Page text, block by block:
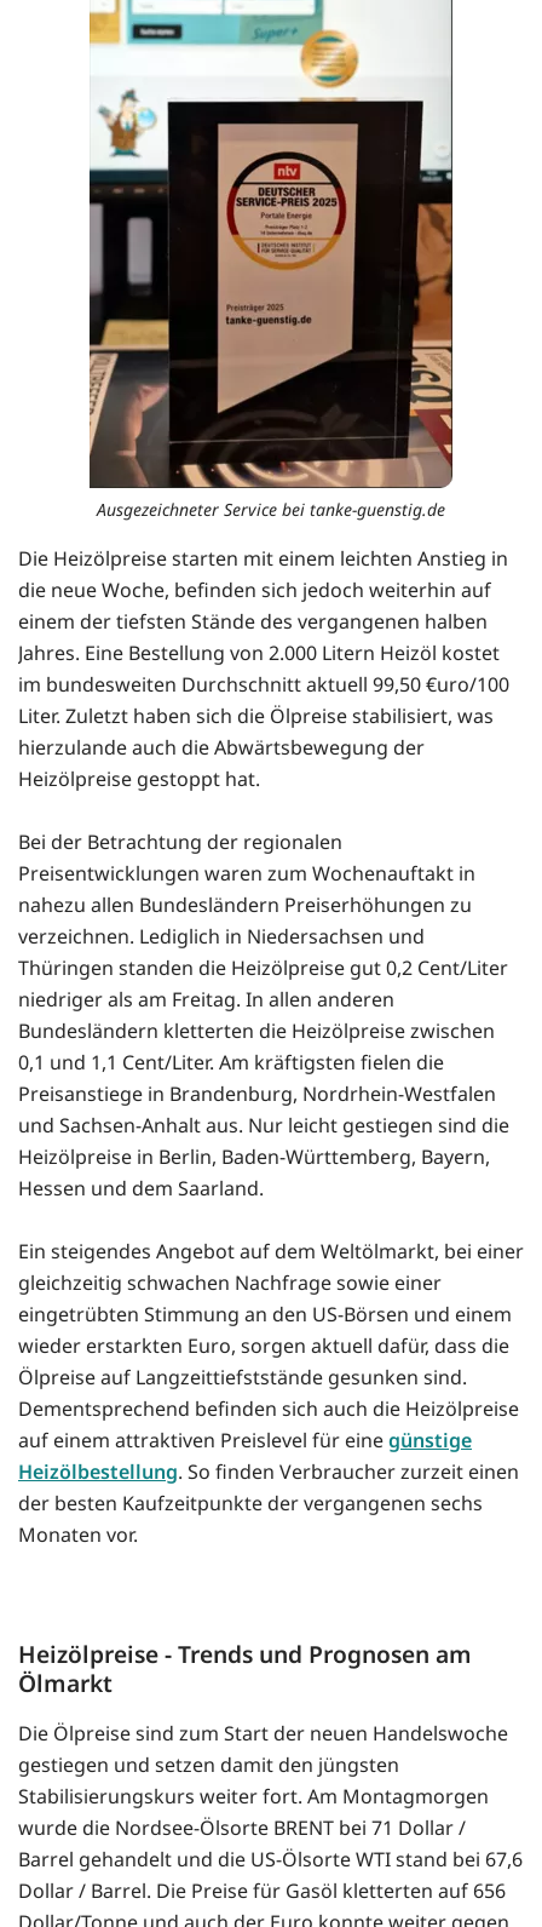
Ausgezeichneter Service bei tanke-guenstig.de
Die Heizölpreise starten mit einem leichten Anstieg in
die neue Woche, befinden sich jedoch weiterhin auf
einem der tiefsten Stände des vergangenen halben
Jahres. Eine Bestellung von 2.000 Litern Heizöl kostet
im bundesweiten Durchschnitt aktuell 99,50 €uro/100
Liter. Zuletzt haben sich die Ölpreise stabilisiert, was
hierzulande auch die Abwärtsbewegung der
Heizölpreise gestoppt hat.
Bei der Betrachtung der regionalen
Preisentwicklungen waren zum Wochenauftakt in
nahezu allen Bundesländern Preiserhöhungen zu
verzeichnen. Lediglich in Niedersachsen und
Thüringen standen die Heizölpreise gut 0,2 Cent/Liter
niedriger als am Freitag. In allen anderen
Bundesländern kletterten die Heizölpreise zwischen
0,1 und 1,1 Cent/Liter. Am kräftigsten fielen die
Preisanstiege in Brandenburg, Nordrhein-Westfalen
und Sachsen-Anhalt aus. Nur leicht gestiegen sind die
Heizölpreise in Berlin, Baden-Württemberg, Bayern,
Hessen und dem Saarland.
Ein steigendes Angebot auf dem Weltölmarkt, bei einer
gleichzeitig schwachen Nachfrage sowie einer
eingetrübten Stimmung an den US-Börsen und einem
wieder erstarkten Euro, sorgen aktuell dafür, dass die
Ölpreise auf Langzeittiefststände gesunken sind.
Dementsprechend befinden sich auch die Heizölpreise
auf einem attraktiven Preislevel für einegünstige
Heizölbestellung. So finden Verbraucher zurzeit einen
der besten Kaufzeitpunkte der vergangenen sechs
Monaten vor.
Heizölpreise - Trends und Prognosen am
Ölmarkt
Die Ölpreise sind zum Start der neuen Handelswoche
gestiegen und setzen damit den jüngsten
Stabilisierungskurs weiter fort. Am Montagmorgen
wurde die Nordsee-Ölsorte BRENT bei 71 Dollar /
Barrel gehandelt und die US-Ölsorte WTI stand bei 67,6
Dollar / Barrel. Die Preise für Gasöl kletterten auf 656
Dollar/Tonne und auch der Euro konnte weiter gegen